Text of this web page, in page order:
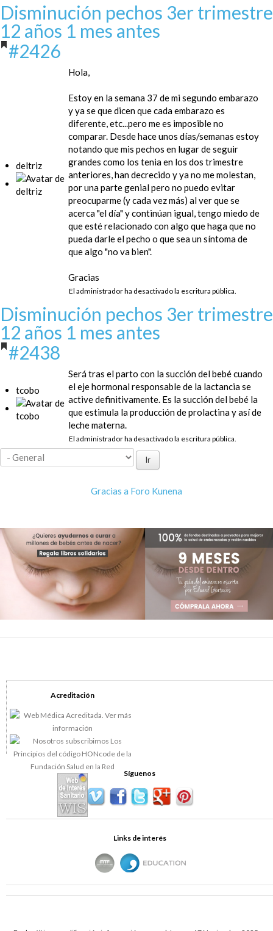
Disminución pechos 3er trimestre
12 años 1 mes antes
#2426
deltriz
Hola,
Estoy en la semana 37 de mi segundo embarazo
y ya se que dicen que cada embarazo es
diferente, etc...pero me es imposible no
comparar. Desde hace unos días/semanas estoy
notando que mis pechos en lugar de seguir
grandes como los tenia en los dos trimestre
anteriores, han decrecido y ya no me molestan,
por una parte genial pero no puedo evitar
preocuparme (y cada vez más) al ver que se
acerca "el día" y continúan igual, tengo miedo de
que esté relacionado con algo que haga que no
pueda darle el pecho o que sea un síntoma de
que algo "no va bien".
Gracias
El administrador ha desactivado la escritura pública.
Disminución pechos 3er trimestre
12 años 1 mes antes
#2438
tcobo
Será tras el parto con la succión del bebé cuando
el eje hormonal responsable de la lactancia se
active definitivamente. Es la succión del bebé la
que estimula la producción de prolactina y así de
leche materna.
El administrador ha desactivado la escritura pública.
Gracias a Foro Kunena
Acreditación
Síguenos
Links de interés